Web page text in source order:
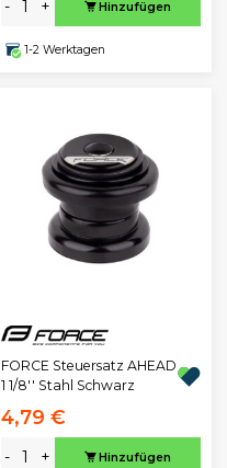
- + Hinzufügen
1-2 Werktagen
FORCE Steuersatz AHEAD
1 1/8'' Stahl Schwarz
4,79 €
- + Hinzufügen